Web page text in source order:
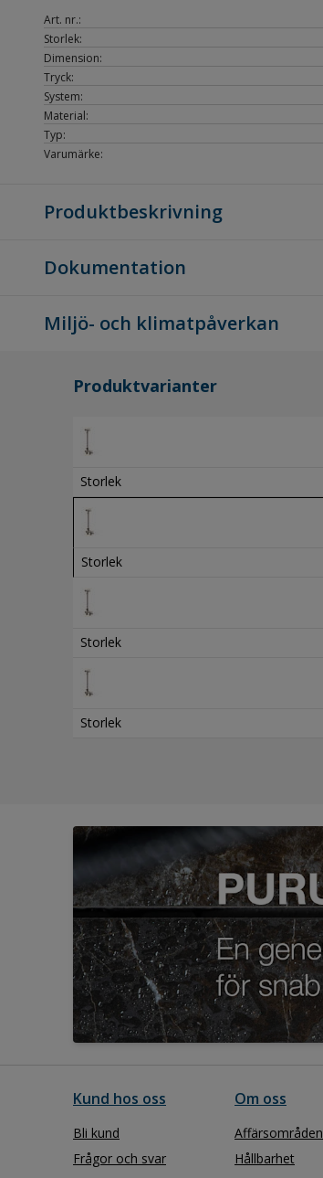
Art. nr.:
Storlek:
Dimension:
Tryck:
System:
Material:
Typ:
Varumärke:
Produktbeskrivning
Dokumentation
Miljö- och klimatpåverkan
Produktvarianter
Storlek
Storlek
Storlek
Storlek
Kund hos oss
Bli kund
Frågor och svar
Om oss
Affärsområden
Hållbarhet